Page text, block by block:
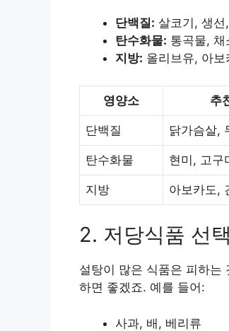
단백질: 살코기, 생
탄수화물: 통곡물,
지방: 올리브유, 아
영양소 추
단백질 닭가슴살,
탄수화물 현미, 고구
지방 아보카도,
2. 저당식품 선
설탕이 많은 식품은 피하는
하면 좋겠죠. 예를 들어:
사과, 배, 베리류